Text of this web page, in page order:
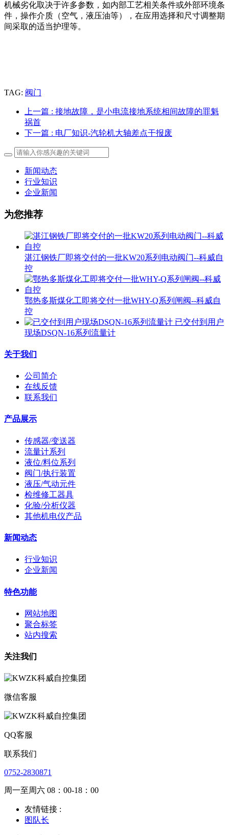
机械劣化取决于许多参数，如内部工艺相关条件或外部环境条
件，操作介质（空气，液压油等），在应用选择和尺寸调整期
间采取的适当护理等。
TAG: 阀门
上一篇 : 接地故障，是小电流接地系统相间故障的罪魁
祸首
下一篇 : 电厂知识-汽轮机大轴差点干报废
新闻动态
行业知识
企业新闻
为您推荐
湛江钢铁厂即将交付的一批KW20系列电动阀门--科威自
控
鄂热多斯煤化工即将交付一批WHY-Q系列闸阀--科威自
控
已交付到用户
现场DSQN-16系列流量计
关于我们
公司简介
在线反馈
联系我们
产品展示
传感器/变送器
流量计系列
液位/料位系列
阀门/执行装置
液压/气动元件
检维修工器具
化验/分析仪器
其他机电仪产品
新闻动态
行业知识
企业新闻
特色功能
网站地图
聚合标签
站内搜索
关注我们
微信客服
QQ客服
联系我们
0752-2830871
周一至周六 08：00-18：00
友情链接 :
图队长